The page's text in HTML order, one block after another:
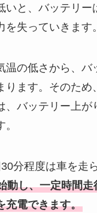
いと、バッテリー
失っていきます。
温の低さから、バ
ります。そのため
、バッテリー上が
分程度は車を走
動し、一定時間走
充電できます。